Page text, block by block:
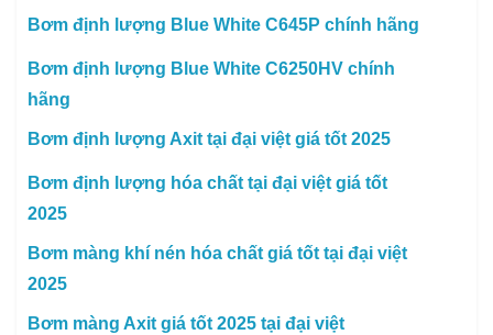
Bơm định lượng Blue White C645P chính hãng
Bơm định lượng Blue White C6250HV chính
hãng
Bơm định lượng Axit tại đại việt giá tốt 2025
Bơm định lượng hóa chất tại đại việt giá tốt
2025
Bơm màng khí nén hóa chất giá tốt tại đại việt
2025
Bơm màng Axit giá tốt 2025 tại đại việt